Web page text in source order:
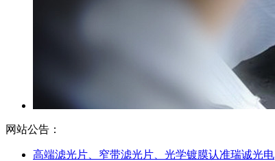
网站公告：
高端滤光片、窄带滤光片、光学镀膜认准瑞诚光电